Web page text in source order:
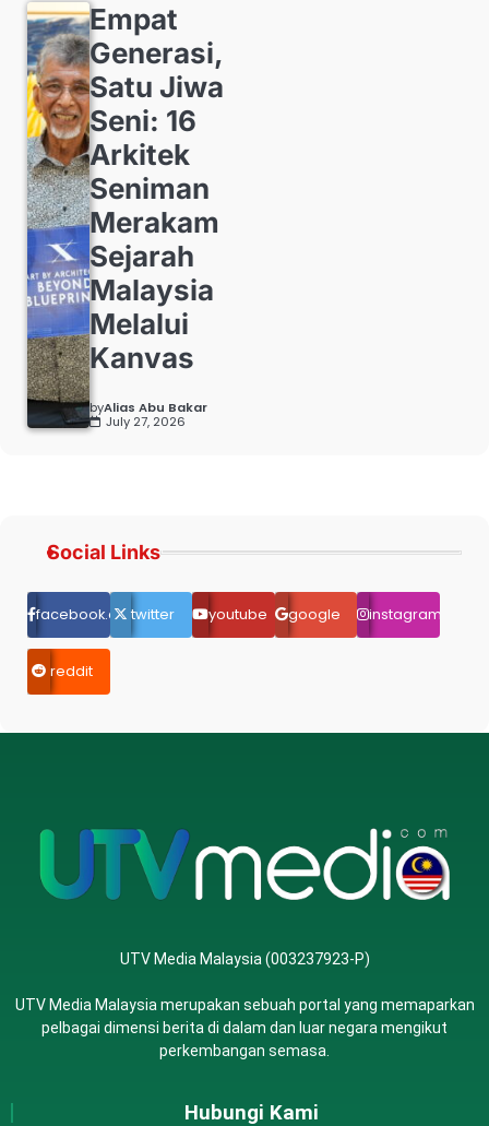
Empat
Generasi,
Satu Jiwa
Seni: 16
Arkitek
Seniman
Merakam
Sejarah
Malaysia
Melalui
Kanvas
byAlias Abu Bakar
July 27, 2026
Social Links
facebook.comtwitter youtube google instagram
reddit
UTV Media Malaysia (003237923-P)
UTV Media Malaysia merupakan sebuah portal yang memaparkan
pelbagai dimensi berita di dalam dan luar negara mengikut
perkembangan semasa.
Hubungi Kami